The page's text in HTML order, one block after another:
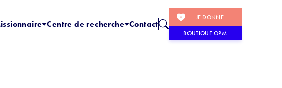
Centre de recherche Contact
JE DONNE
BOUTIQUE OPM